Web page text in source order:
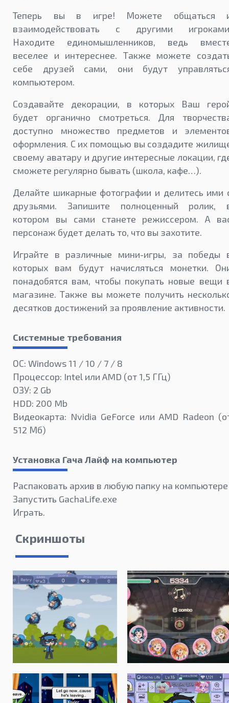
Теперь вы в игре! Можете общаться
взаимодействовать с другими
Находите единомышленников, ведь
веселее и интереснее. Также можете
себе друзей сами, они будут
компьютером.
Создавайте декорации, в которых Ваш
будет органично смотреться. Для
доступно множество предметов и
оформления. С их помощью вы создадите
своему аватару и другие интересные локации,
сможете регулярно бывать (школа, кафе…).
Делайте шикарные фотографии и делитесь ими
друзьями. Запишите полноценный ролик,
котором вы сами станете режиссером. А
персонаж будет делать то, что вы захотите.
Играйте в различные мини-игры, за победы
которых вам будут начисляться монетки.
понадобятся вам, чтобы покупать новые вещи
магазине. Также вы можете получить
десятков достижений за проявление активности.
Системные требования
ОС: Windows 11 / 10 / 7 / 8
Процессор: Intel или AMD (от 1,5 ГГц)
ОЗУ: 2 Gb
HDD: 200 Mb
Видеокарта: Nvidia GeForce или AMD Radeon
512 Мб)
Установка Гача Лайф на компьютер
Распаковать архив в любую папку на компьютере
Запустить GachaLife.exe
Играть.
Скриншоты